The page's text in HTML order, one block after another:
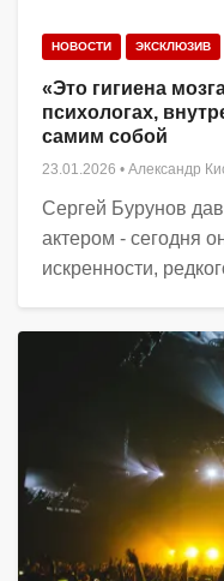
НОВОСТИ ЭКСКЛЮЗИВ
«Это гигиена
психологах,
самим собой
23.01.2026 • Александр
Сергей Бурунов
актером - сегодня
искренности,